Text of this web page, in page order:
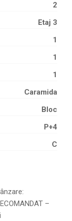
2
Etaj 3
1
1
1
Caramida
Bloc
P+4
C
–